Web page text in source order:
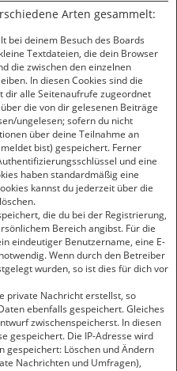
Arten gesammelt:
bei deinem Besuch des Boards
Textdateien, die dein Browser
die zwischen den einzelnen
In diesen Cookies sind die
dir alle Seitenaufrufe zugeordnet
die von dir gelesenen Beiträge
ungelesen; sofern du nicht
über deine Teilnahme an
bist) gespeichert. Ferner
und eine
haben standardmäßig eine
kannst du jederzeit über die
die du bei der Registrierung,
Bereich angibst. Für die
eindeutiger Benutzername, eine E-
Wenn durch den Betreiber
wurden, so ist dies für dich vor
private Nachricht erstellst, so
ebenfalls gespeichert. Gleiches
zwischenspeicherst. In diesen
gespeichert. Die IP-Adresse wird
gespeichert: Löschen und Ändern
Nachrichten und Umfragen),